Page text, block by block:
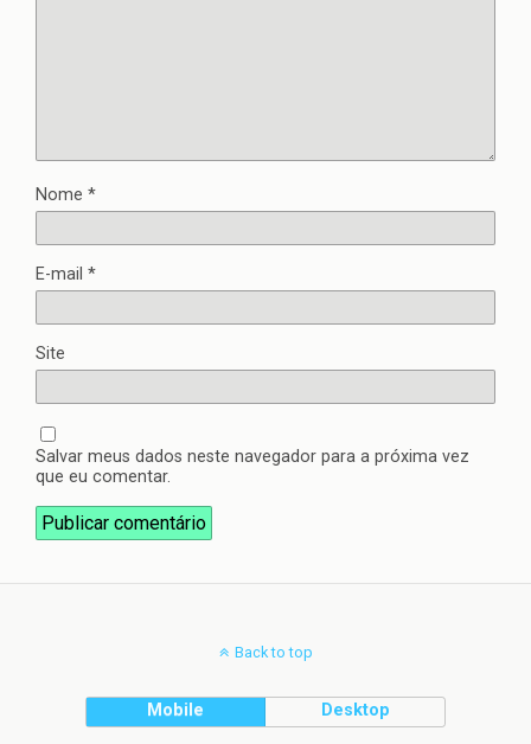
Nome *
E-mail *
Site
Salvar meus dados neste navegador para a próxima vez
que eu comentar.
Back to top
Mobile Desktop